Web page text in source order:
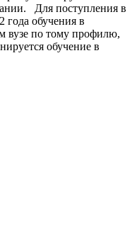
Для поступления в
года обучения в
вузе по тому профилю,
обучение в